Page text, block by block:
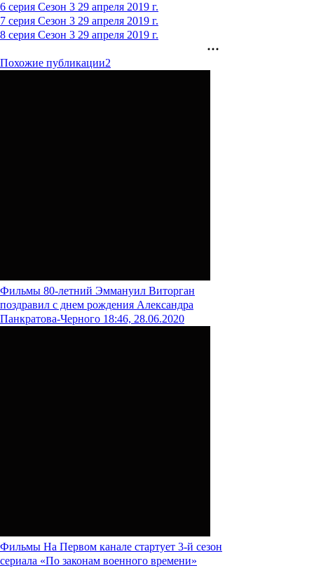
6 серия Сезон 3 29 апреля 2019 г.
7 серия Сезон 3 29 апреля 2019 г.
8 серия Сезон 3 29 апреля 2019 г.
Похожие публикации2
Фильмы 80-летний Эммануил Виторган
поздравил с днем рождения Александра
Панкратова-Черного 18:46, 28.06.2020
Фильмы На Первом канале стартует 3-й сезон
сериала «По законам военного времени»